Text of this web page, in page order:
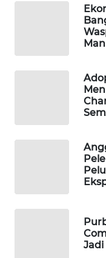
Wahana
LISTRIK